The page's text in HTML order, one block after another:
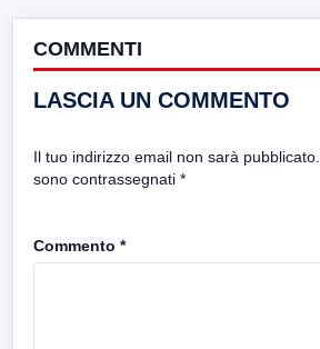
COMMENTI
LASCIA UN COMMENTO
Il tuo indirizzo email non sarà pubblicato.
sono contrassegnati *
Commento *